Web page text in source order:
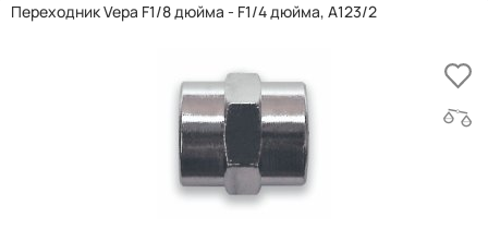
Переходник Vepa F1/8 дюйма - F1/4 дюйма, A123/2